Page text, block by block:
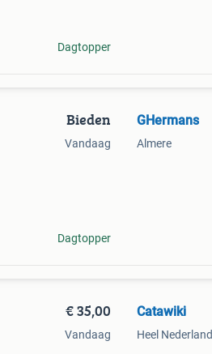
Dagtopper
Bieden
Vandaag
Dagtopper
GHermans
Almere
€ 35,00
Vandaag
Catawiki
Heel Nederland